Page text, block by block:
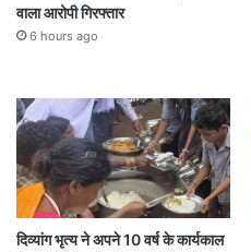
वाला आरोपी गिरफ्तार
6 hours ago
दिव्यांग भृत्य ने अपने 10 वर्ष के कार्यकाल